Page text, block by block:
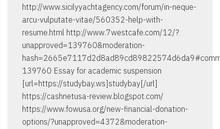
http://www.sicilyyachtagency.com/forum/in-neque-
arcu-vulputate-vitae/560352-help-with-
resume.html http://www.7westcafe.com/12/?
unapproved=139760&moderation-
139760 Essay for academic suspension
[url=https://studybay.ws]studybay[/url]
https://cashnetusa-review.blogspot.com/
https://www.fowusa.org/new-financial-donation-
options/?unapproved=4372&moderation-